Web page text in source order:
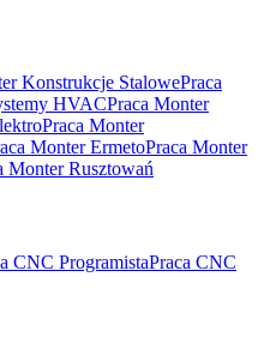
Konstrukcje StalowePraca
HVACPraca Monter
Praca Monter
Monter ErmetoPraca Monter
Monter Rusztowań
CNC ProgramistaPraca CNC